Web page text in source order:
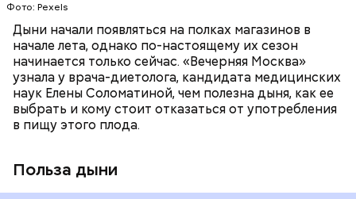
Фото: Pexels
Дыни начали появляться на полках магазинов в
начале лета, однако по-настоящему их сезон
начинается только сейчас. «Вечерняя Москва»
узнала у врача-диетолога, кандидата медицинских
наук Елены Соломатиной, чем полезна дыня, как ее
выбрать и кому стоит отказаться от употребления
в пищу этого плода.
Польза дыни
поддерживает сердечно-сосудистую
систему и предотвращает скачки давления;
магний — помогает калию и не дает сосудам
спазмироваться.